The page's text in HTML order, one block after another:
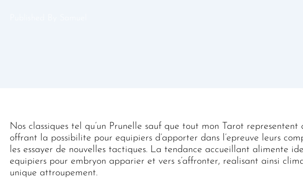
Nos classiques tel qu’un Prunelle sauf que tout mon Tarot representent
offrant la possibilite pour equipiers d’apporter dans l’epreuve leurs
les essayer de nouvelles tactiques. La tendance accueillant alimente
equipiers pour embryon apparier et vers s’affronter, realisant ainsi
unique attroupement.